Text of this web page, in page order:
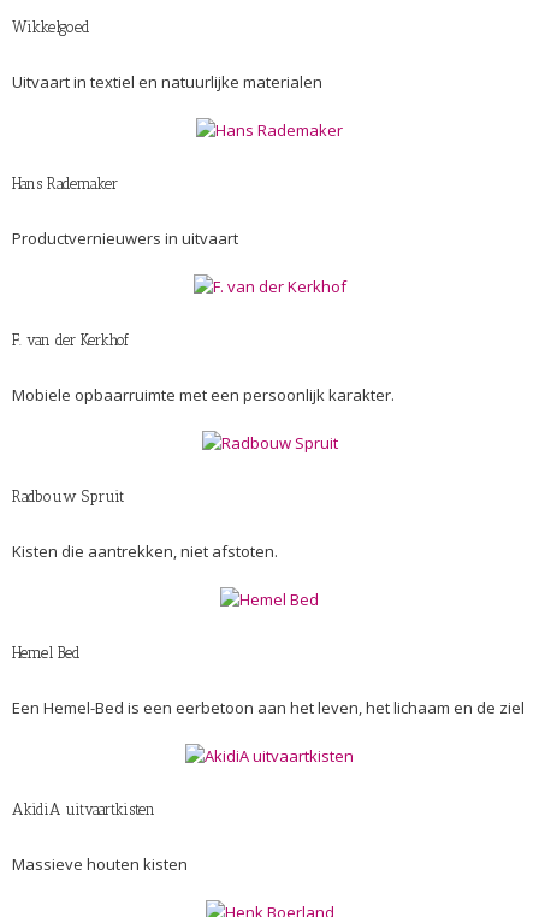
Wikkelgoed
Uitvaart in textiel en natuurlijke materialen
Hans Rademaker
Productvernieuwers in uitvaart
F. van der Kerkhof
Mobiele opbaarruimte met een persoonlijk karakter.
Radbouw Spruit
Kisten die aantrekken, niet afstoten.
Hemel Bed
Een Hemel-Bed is een eerbetoon aan het leven, het lichaam en de ziel
AkidiA uitvaartkisten
Massieve houten kisten